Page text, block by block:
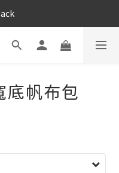
底帆布包